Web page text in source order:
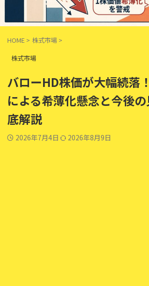
HOME > 株式市場 >
株式市場
バローHD株価が大幅続落
による希薄化懸念と今後
底解説
2026年7月4日 2026年8月9日